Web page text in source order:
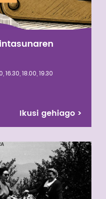
16.30, 18.00, 19.30
Ikusi gehiago >